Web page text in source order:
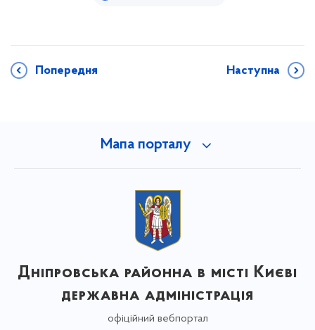
Попередня Наступна
Мапа порталу
Дніпровська районна в місті Києві
державна адміністрація
офіційний вебпортал